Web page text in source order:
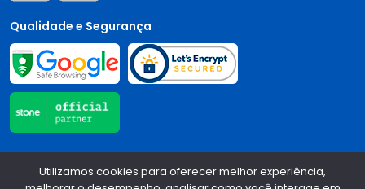
Qualidade e Segurança
Central Auto Peças - CNPJ: 90.196.999/0001-89
Todos os
direitos reservados.2026
Utilizamos cookies para oferecer melhor experiência,